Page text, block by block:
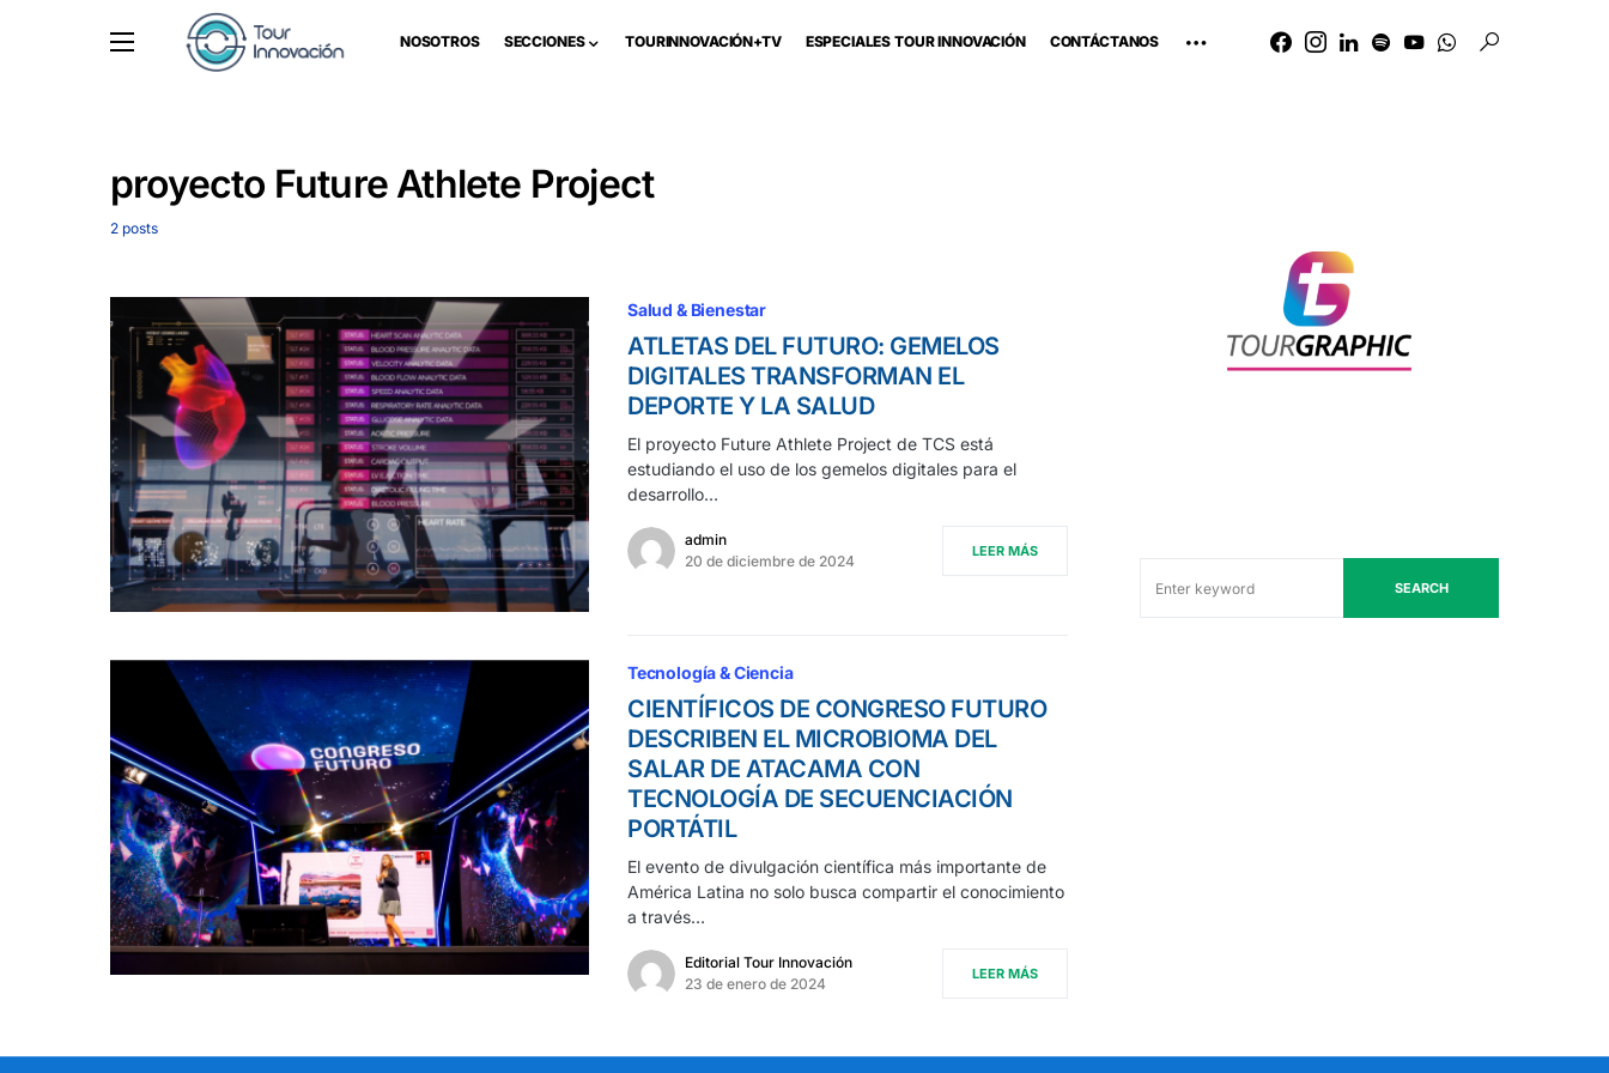
NOSOTROS SECCIONES TOURINNOVACIÓN+TV ESPECIALES TOUR INNOVACIÓN CONTÁCTANOS
proyecto Future Athlete Project
2 posts
Salud & Bienestar
ATLETAS DEL FUTURO: GEMELOS
DIGITALES TRANSFORMAN EL
DEPORTE Y LA SALUD
El proyecto Future Athlete Project de TCS está
estudiando el uso de los gemelos digitales para el
desarrollo…
admin
20 de diciembre de 2024
LEER MÁS
Tecnología & Ciencia
CIENTÍFICOS DE CONGRESO FUTURO
DESCRIBEN EL MICROBIOMA DEL
SALAR DE ATACAMA CON
TECNOLOGÍA DE SECUENCIACIÓN
PORTÁTIL
El evento de divulgación científica más importante de
América Latina no solo busca compartir el conocimiento
a través…
Editorial Tour Innovación
23 de enero de 2024
LEER MÁS
SEARCH